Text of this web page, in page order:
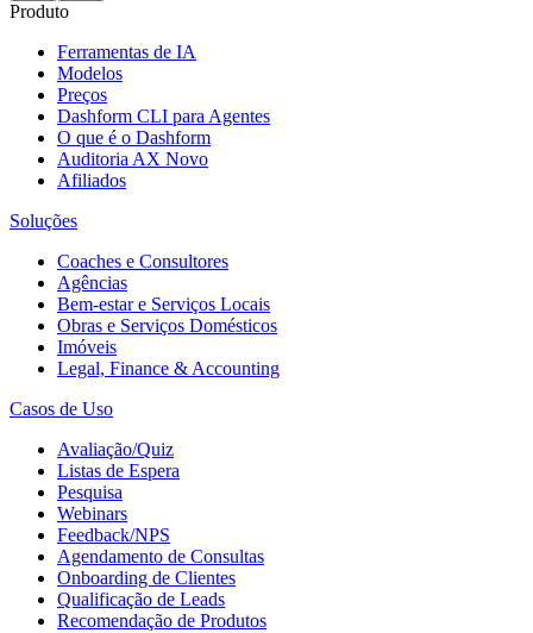
Produto
Ferramentas de IA
Modelos
Preços
Dashform CLI para Agentes
O que é o Dashform
Auditoria AX Novo
Afiliados
Soluções
Coaches e Consultores
Agências
Bem-estar e Serviços Locais
Obras e Serviços Domésticos
Imóveis
Legal, Finance & Accounting
Casos de Uso
Avaliação/Quiz
Listas de Espera
Pesquisa
Webinars
Feedback/NPS
Agendamento de Consultas
Onboarding de Clientes
Qualificação de Leads
Recomendação de Produtos